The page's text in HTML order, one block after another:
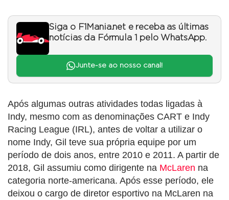
Siga o F1Mania.net e receba as últimas
notícias da Fórmula 1 pelo WhatsApp.
Junte-se ao nosso canal!
Após algumas outras atividades todas ligadas à
Indy, mesmo com as denominações CART e Indy
Racing League (IRL), antes de voltar a utilizar o
nome Indy, Gil teve sua própria equipe por um
período de dois anos, entre 2010 e 2011. A partir de
2018, Gil assumiu como dirigente na McLaren na
categoria norte-americana. Após esse período, ele
deixou o cargo de diretor esportivo na McLaren na